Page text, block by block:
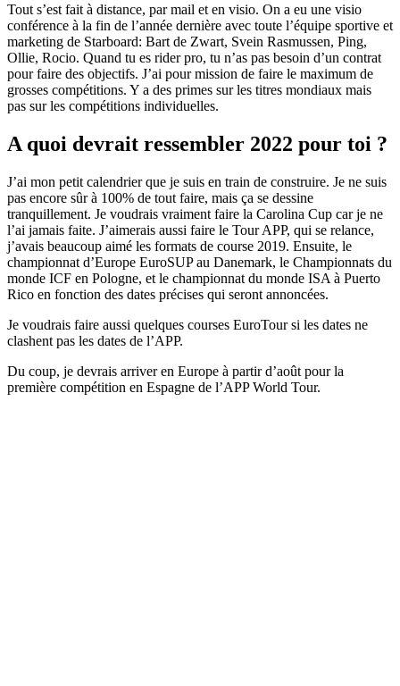
Tout s’est fait à distance, par mail et en visio. On a eu une visio
conférence à la fin de l’année dernière avec toute l’équipe sportive et
marketing de Starboard: Bart de Zwart, Svein Rasmussen, Ping,
Ollie, Rocio. Quand tu es rider pro, tu n’as pas besoin d’un contrat
pour faire des objectifs. J’ai pour mission de faire le maximum de
grosses compétitions. Y a des primes sur les titres mondiaux mais
pas sur les compétitions individuelles.
A quoi devrait ressembler 2022 pour toi ?
J’ai mon petit calendrier que je suis en train de construire. Je ne suis
pas encore sûr à 100% de tout faire, mais ça se dessine
tranquillement. Je voudrais vraiment faire la Carolina Cup car je ne
l’ai jamais faite. J’aimerais aussi faire le Tour APP, qui se relance,
j’avais beaucoup aimé les formats de course 2019. Ensuite, le
championnat d’Europe EuroSUP au Danemark, le Championnats du
monde ICF en Pologne, et le championnat du monde ISA à Puerto
Rico en fonction des dates précises qui seront annoncées.
Je voudrais faire aussi quelques courses EuroTour si les dates ne
clashent pas les dates de l’APP.
Du coup, je devrais arriver en Europe à partir d’août pour la
première compétition en Espagne de l’APP World Tour.